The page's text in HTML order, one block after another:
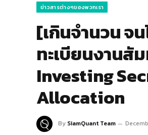
ข่าวสารต่างๆของพวกเรา
[เกินจำนวน จ
ทะเบียนงานสั
Investing
Allocation
By SiamQuant Team